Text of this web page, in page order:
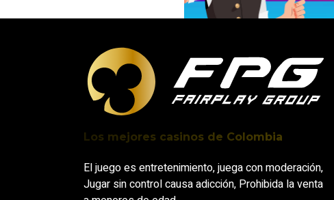
Los mejores casinos de Colombia
El juego es entretenimiento, juega con moderación,
Jugar sin control causa adicción, Prohibida la venta